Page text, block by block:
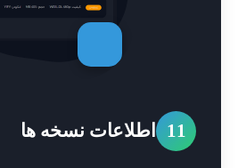
اطلاعات نسخه ها